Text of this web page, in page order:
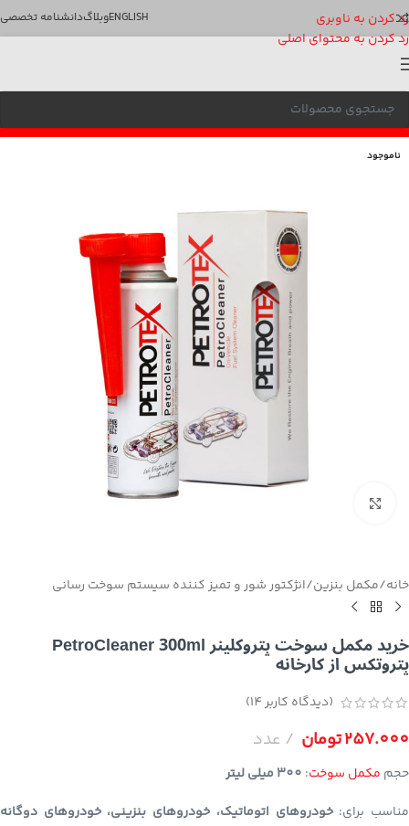
رد کردن به ناوبری
رد کردن به محتوای اصلی
ENGLISHوبلاگدانشنامه تخصصی
ناموجود
خانه/مکمل بنزین/انژکتور شور و تمیز کننده سیستم سوخت رسانی
خرید مکمل سوخت پتروکلینر PetroCleaner 300ml
پتروتکس از کارخانه
(دیدگاه کاربر14
)
257.000تومان عدد
حجم مکمل سوخت: 300 میلی لیتر
مناسب برای:خودروهای اتوماتیک، خودروهای بنزینی، خودروهای دوگانه